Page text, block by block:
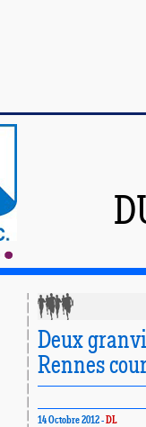
Deux
Rennes
14 Octobre 2012 -DL